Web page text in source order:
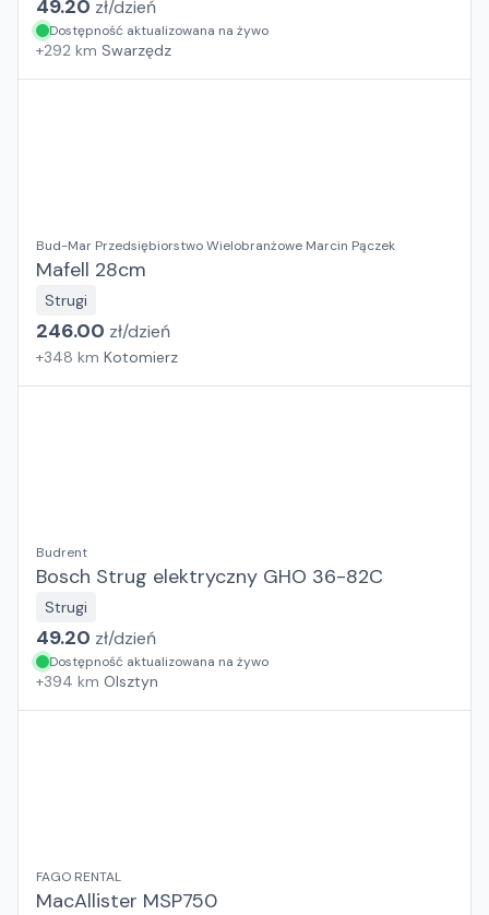
49.20 zł/dzień
Dostępność aktualizowana na żywo
+292 km Swarzędz
Bud-Mar Przedsiębiorstwo Wielobranżowe Marcin Pączek
Mafell 28cm
Strugi
246.00 zł/dzień
+348 km Kotomierz
Budrent
Bosch Strug elektryczny GHO 36-82C
Strugi
49.20 zł/dzień
Dostępność aktualizowana na żywo
+394 km Olsztyn
FAGO RENTAL
MacAllister MSP750